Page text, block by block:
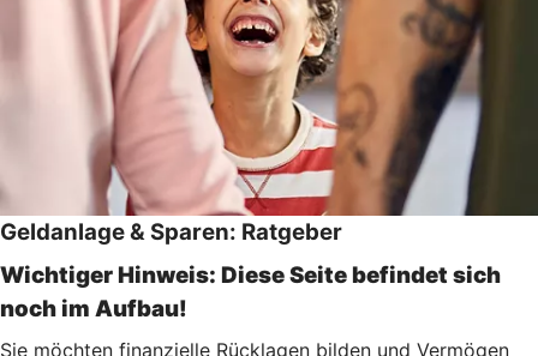
Geldanlage & Sparen: Ratgeber
Wichtiger Hinweis: Diese Seite befindet sich
noch im Aufbau!
Sie möchten finanzielle Rücklagen bilden und Vermögen